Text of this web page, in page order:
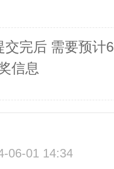
交完后 需要预计
信息
06-01 14:34